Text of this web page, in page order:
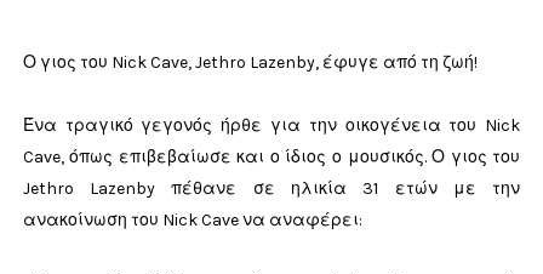
Ο γιος του Nick Cave, Jethro Lazenby, έφυγε από τη ζωή!
Ένα τραγικό γεγονός ήρθε για την οικογένεια του Nick
Cave, όπως επιβεβαίωσε και ο ίδιος ο μουσικός. Ο γιος του
Jethro Lazenby πέθανε σε ηλικία 31 ετών με την
ανακοίνωση του Nick Cave να αναφέρει: